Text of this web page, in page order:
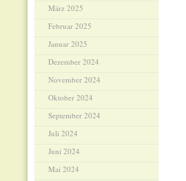
März 2025
Februar 2025
Januar 2025
Dezember 2024
November 2024
Oktober 2024
September 2024
Juli 2024
Juni 2024
Mai 2024